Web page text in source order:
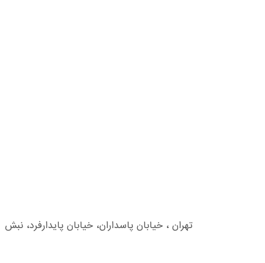
تهران ، خیابان پاسداران، خیابان پایدارفرد، نبش